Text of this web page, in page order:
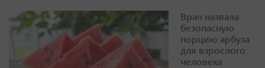
Врач назвала
безопасную
порцию арбуза
для взрослого
человека